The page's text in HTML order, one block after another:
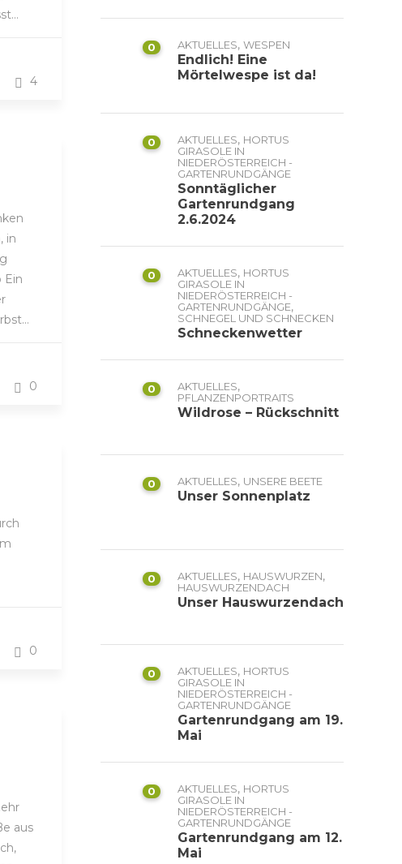
4
in
Ein
0
0
aus
0 AKTUELLES, WESPEN
Endlich! Eine
Mörtelwespe ist da!
0 AKTUELLES, HORTUS
GIRASOLE IN
NIEDERÖSTERREICH -
GARTENRUNDGÄNGE
Sonntäglicher
Gartenrundgang
2.6.2024
0 AKTUELLES, HORTUS
GIRASOLE IN
NIEDERÖSTERREICH -
GARTENRUNDGÄNGE,
SCHNEGEL UND SCHNECKEN
Schneckenwetter
0 AKTUELLES,
PFLANZENPORTRAITS
Wildrose – Rückschnitt
0 AKTUELLES, UNSERE BEETE
Unser Sonnenplatz
0 AKTUELLES, HAUSWURZEN,
HAUSWURZENDACH
Unser Hauswurzendach
0 AKTUELLES, HORTUS
GIRASOLE IN
NIEDERÖSTERREICH -
GARTENRUNDGÄNGE
Gartenrundgang am 19.
Mai
0 AKTUELLES, HORTUS
GIRASOLE IN
NIEDERÖSTERREICH -
GARTENRUNDGÄNGE
Gartenrundgang am 12.
Mai